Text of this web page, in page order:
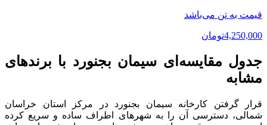
قیمت بهتنمی‌باشد
4,250,000تومان
جدول مقایسه‌ای سیمان بجنورد با برندهای
مشابه
قرار گرفتن کارخانه سیمان بجنورد در مرکز استان خراسان
شمالی، دسترسی آن را به شهرهای اطراف ساده و سریع کرده